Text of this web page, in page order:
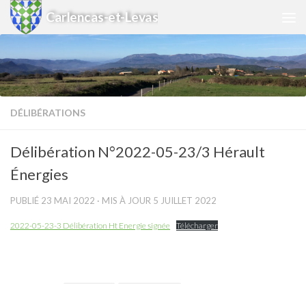
Skip to content
Carlencas-et-Levas
DÉLIBÉRATIONS
Délibération N°2022-05-23/3 Hérault
Énergies
PUBLIÉ 23 MAI 2022 · MIS À JOUR 5 JUILLET 2022
2022-05-23-3 Délibération Ht Energie signée Télécharger